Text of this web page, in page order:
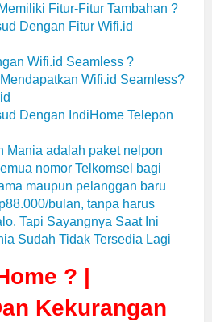
Fitur-Fitur Tambahan ?
Dengan Fitur Wifi.id
Wifi.id Seamless ?
Wifi.id Seamless?
Dengan IndiHome Telepon
Mania adalah paket nelpon
nomor Telkomsel bagi
maupun pelanggan baru
bulan, tanpa harus
Tapi Sayangnya Saat Ini
Sudah Tidak Tersedia Lagi
? |
Kekurangan